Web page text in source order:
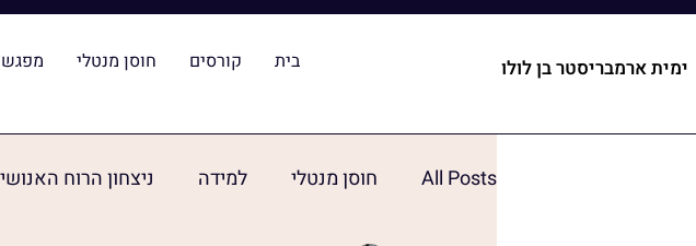
בית קורסים חוסן מנטלי ימית ארמבריסטר בן לולו
All Posts חוסן מנטלי למידה ניצחון הרוח